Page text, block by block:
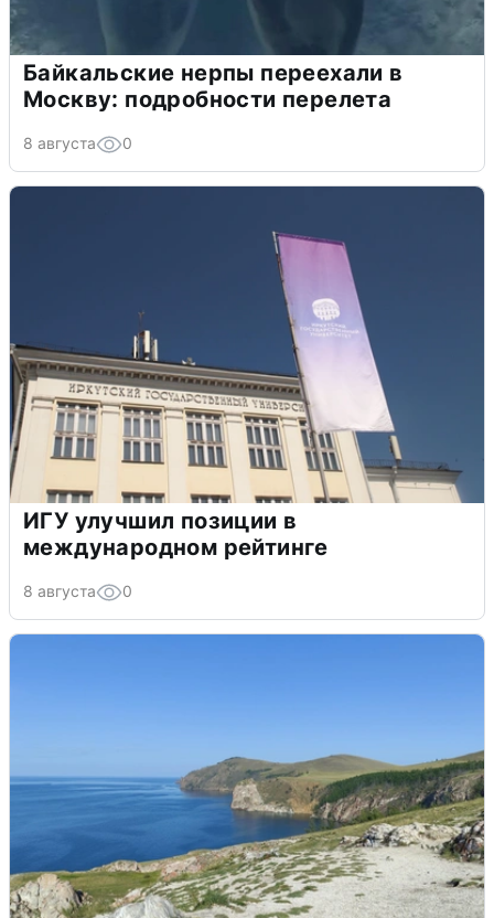
Байкальские нерпы переехали в
Москву: подробности перелета
8 августа 0
ИГУ улучшил позиции в
международном рейтинге
8 августа 0